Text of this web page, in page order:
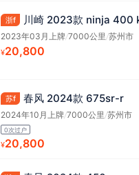
浙f 川崎 2023款 ninja 400
2023年03月上牌/7000公里/苏州市
¥20,800
苏f 春风 2024款 675sr-r
2024年10月上牌/7000公里/苏州市
0次过户
¥20,800